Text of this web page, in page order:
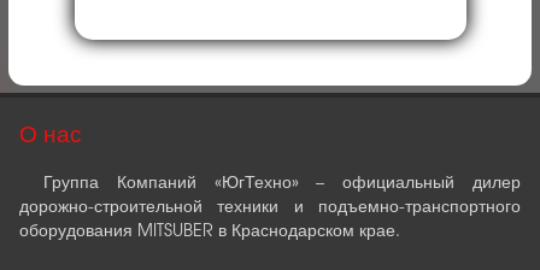
О нас
Группа Компаний «ЮгТехно» – официальный дилер
дорожно-строительной техники и подъемно-транспортного
оборудования MITSUBER в Краснодарском крае.